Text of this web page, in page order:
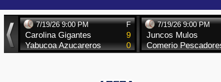
to
content